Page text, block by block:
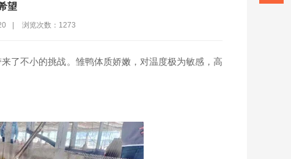
望
浏览次数： 1273
不小的挑战。雏鸭体质娇嫩，对温度极为敏感，高